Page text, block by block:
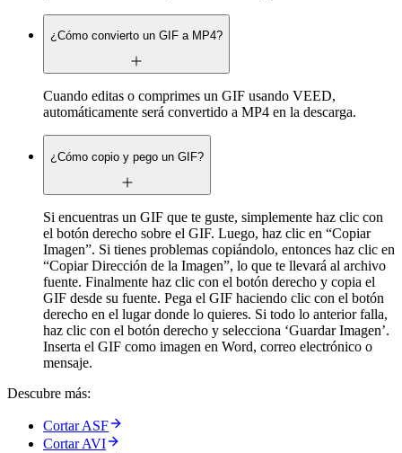
¿Cómo convierto un GIF a MP4?
Cuando editas o comprimes un GIF usando VEED,
automáticamente será convertido a MP4 en la descarga.
¿Cómo copio y pego un GIF?
Si encuentras un GIF que te guste, simplemente haz clic con
el botón derecho sobre el GIF. Luego, haz clic en “Copiar
Imagen”. Si tienes problemas copiándolo, entonces haz clic en
“Copiar Dirección de la Imagen”, lo que te llevará al archivo
fuente. Finalmente haz clic con el botón derecho y copia el
GIF desde su fuente. Pega el GIF haciendo clic con el botón
derecho en el lugar donde lo quieres. Si todo lo anterior falla,
haz clic con el botón derecho y selecciona ‘Guardar Imagen’.
Inserta el GIF como imagen en Word, correo electrónico o
mensaje.
Descubre más:
Cortar ASF
Cortar AVI